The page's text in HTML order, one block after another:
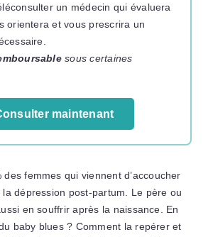
un médecin qui évaluera
orientera et vous prescrira un
sous certaines
maintenant
des femmes qui viennent d’accoucher
dépression post-partum. Le père ou
en souffrir après la naissance. En
baby blues ? Comment la repérer et